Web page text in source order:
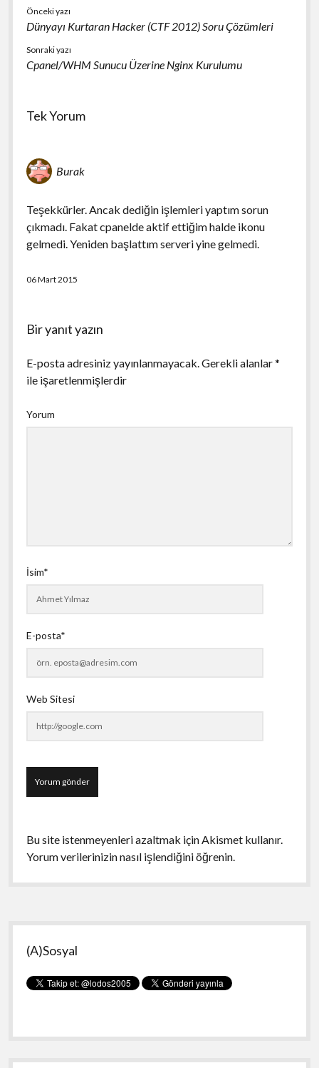
Önceki yazı
Dünyayı Kurtaran Hacker (CTF 2012) Soru Çözümleri
Sonraki yazı
Cpanel/WHM Sunucu Üzerine Nginx Kurulumu
Tek Yorum
Burak
Teşekkürler. Ancak dediğin işlemleri yaptım sorun
çıkmadı. Fakat cpanelde aktif ettiğim halde ikonu
gelmedi. Yeniden başlattım serveri yine gelmedi.
06 Mart 2015
Bir yanıt yazın
E-posta adresiniz yayınlanmayacak.Gerekli alanlar*
ile işaretlenmişlerdir
Yorum
İsim*
E-posta*
Web Sitesi
Bu site istenmeyenleri azaltmak için Akismet kullanır.
Yorum verilerinizin nasıl işlendiğini öğrenin.
Yan
Menü
(A)Sosyal